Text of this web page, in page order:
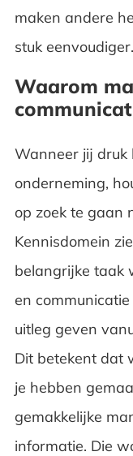
maken andere
stuk eenvoudiger.
Waarom
Wanneer jij druk
onderneming,
op zoek te gaan
Kennisdomein
belangrijke taak
en
uitleg geven
Dit betekent dat
je hebben
gemakkelijke
informatie. Die